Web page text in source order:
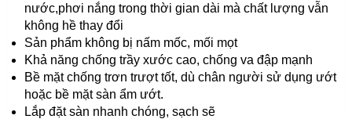
nước,phơi nắng trong thời gian dài mà chất lượng vẫn
không hề thay đổi
Sản phẩm không bị nấm mốc, mối mọt
Khả năng chống trầy xước cao, chống va đập mạnh
Bề mặt chống trơn trượt tốt, dù chân người sử dụng ướt
hoặc bề mặt sàn ẩm ướt.
Lắp đặt sàn nhanh chóng, sạch sẽ